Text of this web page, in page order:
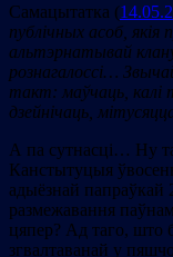
Самацытатка (
публічных асоб,
альтэрнатывай
рознагалоссі…
такт: маўчаць, калі
дзейнічаць,
А па сутнасці… Ну
Канстытуцыя
адыёзнай папраўкай
размежавання
цяпер? Ад таго, што
згвалтаванай у